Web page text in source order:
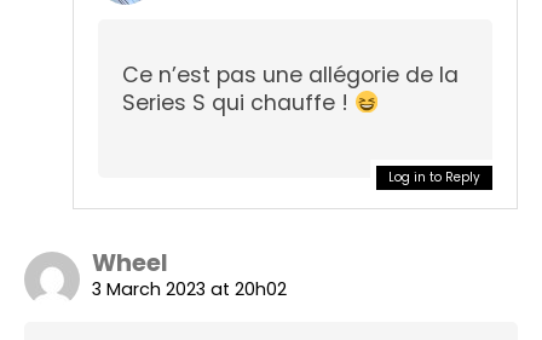
Ce n’est pas une allégorie de la
Series S qui chauffe !
Log in to Reply
Wheel
3 March 2023 at 20h02